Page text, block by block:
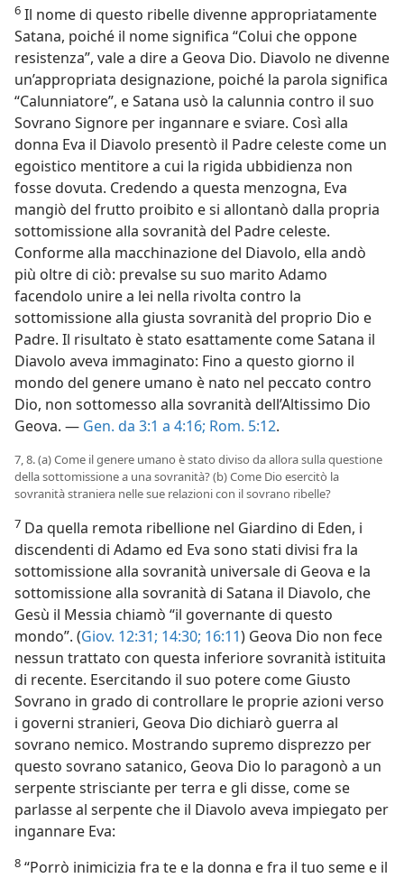
6 Il nome di questo ribelle divenne appropriatamente
Satana, poiché il nome significa “Colui che oppone
resistenza”, vale a dire a Geova Dio. Diavolo ne divenne
un’appropriata designazione, poiché la parola significa
“Calunniatore”, e Satana usò la calunnia contro il suo
Sovrano Signore per ingannare e sviare. Così alla
donna Eva il Diavolo presentò il Padre celeste come un
egoistico mentitore a cui la rigida ubbidienza non
fosse dovuta. Credendo a questa menzogna, Eva
mangiò del frutto proibito e si allontanò dalla propria
sottomissione alla sovranità del Padre celeste.
Conforme alla macchinazione del Diavolo, ella andò
più oltre di ciò: prevalse su suo marito Adamo
facendolo unire a lei nella rivolta contro la
sottomissione alla giusta sovranità del proprio Dio e
Padre. Il risultato è stato esattamente come Satana il
Diavolo aveva immaginato: Fino a questo giorno il
mondo del genere umano è nato nel peccato contro
Dio, non sottomesso alla sovranità dell’Altissimo Dio
Geova. — Gen. da 3:1 a 4:16; Rom. 5:12.
7, 8. (a) Come il genere umano è stato diviso da allora sulla questione
della sottomissione a una sovranità? (b) Come Dio esercitò la
sovranità straniera nelle sue relazioni con il sovrano ribelle?
7 Da quella remota ribellione nel Giardino di Eden, i
discendenti di Adamo ed Eva sono stati divisi fra la
sottomissione alla sovranità universale di Geova e la
sottomissione alla sovranità di Satana il Diavolo, che
Gesù il Messia chiamò “il governante di questo
mondo”. (Giov. 12:31; 14:30; 16:11) Geova Dio non fece
nessun trattato con questa inferiore sovranità istituita
di recente. Esercitando il suo potere come Giusto
Sovrano in grado di controllare le proprie azioni verso
i governi stranieri, Geova Dio dichiarò guerra al
sovrano nemico. Mostrando supremo disprezzo per
questo sovrano satanico, Geova Dio lo paragonò a un
serpente strisciante per terra e gli disse, come se
parlasse al serpente che il Diavolo aveva impiegato per
ingannare Eva:
8 “Porrò inimicizia fra te e la donna e fra il tuo seme e il